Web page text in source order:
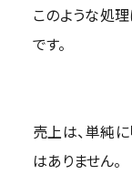
このような処
です。
売上は、単純
はありません。